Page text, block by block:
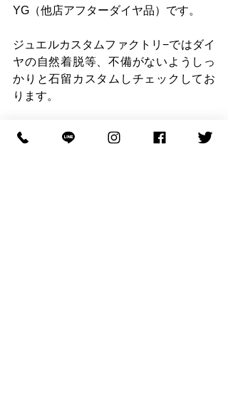
YG（他店アフターダイヤ品）です。
ジュエルカスタムファクトリ−ではダイ
ヤの自然着脱等、不備がないようしっ
かりと石留カスタムしチェックしてお
ります。
ダイヤの外れなどジュエリー修理は、
他店様カスタム品など問わず可能です